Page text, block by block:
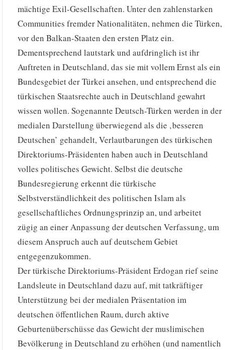
mächtige Exil-Gesellschaften. Unter den zahlenstarken
Communities fremder Nationalitäten, nehmen die Türken,
vor den Balkan-Staaten den ersten Platz ein.
Dementsprechend lautstark und aufdringlich ist ihr
Auftreten in Deutschland, das sie mit vollem Ernst als ein
Bundesgebiet der Türkei ansehen, und entsprechend die
türkischen Staatsrechte auch in Deutschland gewahrt
wissen wollen. Sogenannte Deutsch-Türken werden in der
medialen Darstellung überwiegend als die ‚besseren
Deutschen’ gehandelt, Verlautbarungen des türkischen
Direktoriums-Präsidenten haben auch in Deutschland
volles politisches Gewicht. Selbst die deutsche
Bundesregierung erkennt die türkische
Selbstverständlichkeit des politischen Islam als
gesellschaftliches Ordnungsprinzip an, und arbeitet
zügig an einer Anpassung der deutschen Verfassung, um
diesem Anspruch auch auf deutschem Gebiet
entgegenzukommen.
Der türkische Direktoriums-Präsident Erdogan rief seine
Landsleute in Deutschland dazu auf, mit tatkräftiger
Unterstützung bei der medialen Präsentation im
deutschen öffentlichen Raum, durch aktive
Geburtenüberschüsse das Gewicht der muslimischen
Bevölkerung in Deutschland zu erhöhen (und namentlich